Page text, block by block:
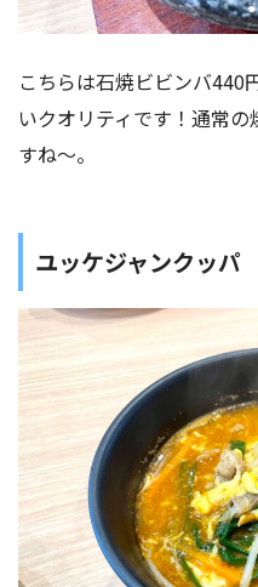
こちらは石焼ビビンバ440
いクオリティです！通常
すね〜。
ユッケジャンクッパ